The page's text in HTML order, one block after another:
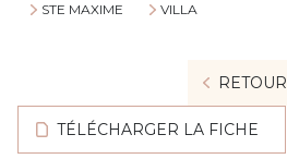
STE MAXIME
VILLA
RETOUR
TÉLÉCHARGER LA FICHE